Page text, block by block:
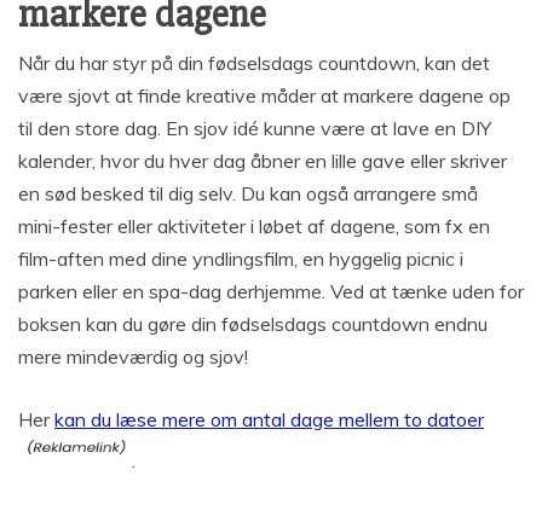
markere dagene
Når du har styr på din fødselsdags countdown, kan det
være sjovt at finde kreative måder at markere dagene op
til den store dag. En sjov idé kunne være at lave en DIY
kalender, hvor du hver dag åbner en lille gave eller skriver
en sød besked til dig selv. Du kan også arrangere små
mini-fester eller aktiviteter i løbet af dagene, som fx en
film-aften med dine yndlingsfilm, en hyggelig picnic i
parken eller en spa-dag derhjemme. Ved at tænke uden for
boksen kan du gøre din fødselsdags countdown endnu
mere mindeværdig og sjov!
Herkan du læse mere om antal dage mellem to datoer